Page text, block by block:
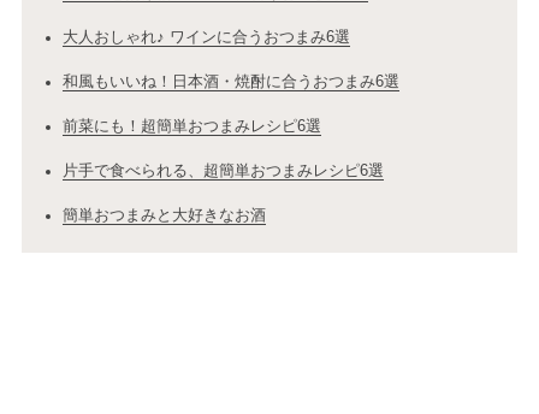
大人おしゃれ♪ ワインに合うおつまみ6選
和風もいいね！日本酒・焼酎に合うおつまみ6選
前菜にも！超簡単おつまみレシピ6選
片手で食べられる、超簡単おつまみレシピ6選
簡単おつまみと大好きなお酒